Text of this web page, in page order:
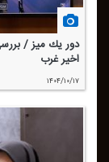
دور یك میز /
اخیر غرب
۱۴۰۴/۱۰/۱۷